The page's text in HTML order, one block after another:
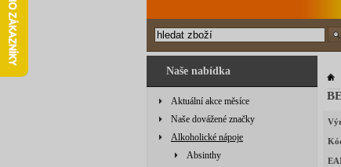
Naše nabídka
Aktuální akce měsíce
Naše dovážené značky
Alkoholické nápoje
Absinthy